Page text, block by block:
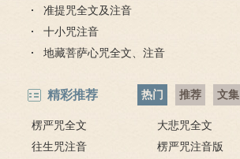
准提咒全文及注音
十小咒注音
地藏菩萨心咒全文、注音
精彩推荐 热门 推荐 文集
楞严咒全文 大悲咒全文
往生咒注音
楞严咒注音版